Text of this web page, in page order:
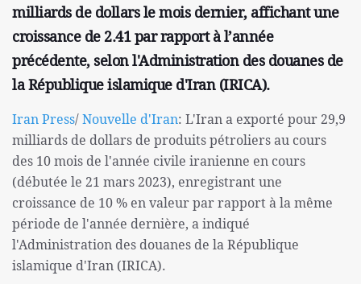
milliards de dollars le mois dernier, affichant une
croissance de 2.41 par rapport à l’année
précédente, selon l'Administration des douanes de
la République islamique d'Iran (IRICA).
Iran Press/Nouvelle d'Iran: L'Iran a exporté pour 29,9
milliards de dollars de produits pétroliers au cours
des 10 mois de l'année civile iranienne en cours
(débutée le 21 mars 2023), enregistrant une
croissance de 10 % en valeur par rapport à la même
période de l'année dernière, a indiqué
l'Administration des douanes de la République
islamique d'Iran (IRICA).